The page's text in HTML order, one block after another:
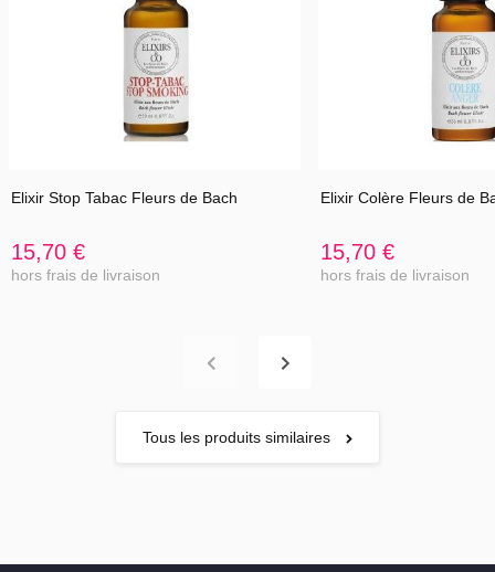
Elixir Stop Tabac Fleurs de Bach
15,70 €
hors frais de livraison
Elixir Colère Fleurs de
15,70 €
hors frais de livraison
Tous les produits similaires